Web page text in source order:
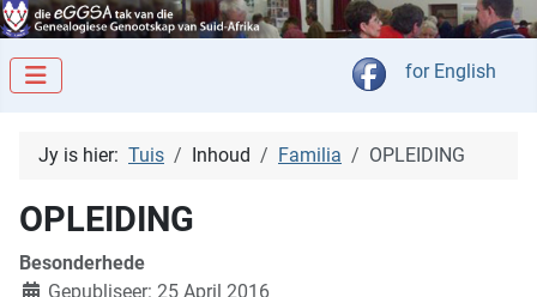
Kies jou taal
for English
Jy is hier: Tuis Inhoud Familia OPLEIDING
OPLEIDING
Besonderhede
Gepubliseer: 25 April 2016